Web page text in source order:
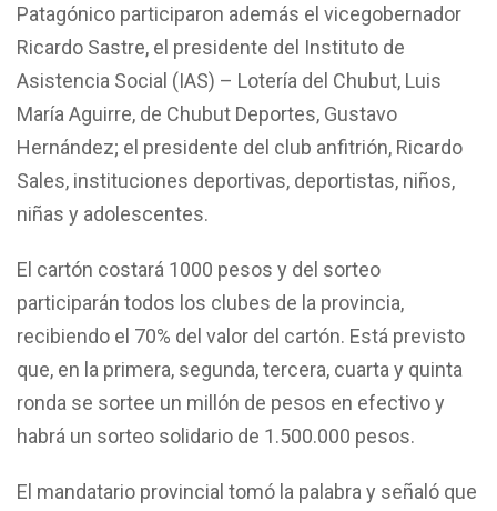
Patagónico participaron además el vicegobernador
Ricardo Sastre, el presidente del Instituto de
Asistencia Social (IAS) – Lotería del Chubut, Luis
María Aguirre, de Chubut Deportes, Gustavo
Hernández; el presidente del club anfitrión, Ricardo
Sales, instituciones deportivas, deportistas, niños,
niñas y adolescentes.
El cartón costará 1000 pesos y del sorteo
participarán todos los clubes de la provincia,
recibiendo el 70% del valor del cartón. Está previsto
que, en la primera, segunda, tercera, cuarta y quinta
ronda se sortee un millón de pesos en efectivo y
habrá un sorteo solidario de 1.500.000 pesos.
El mandatario provincial tomó la palabra y señaló que